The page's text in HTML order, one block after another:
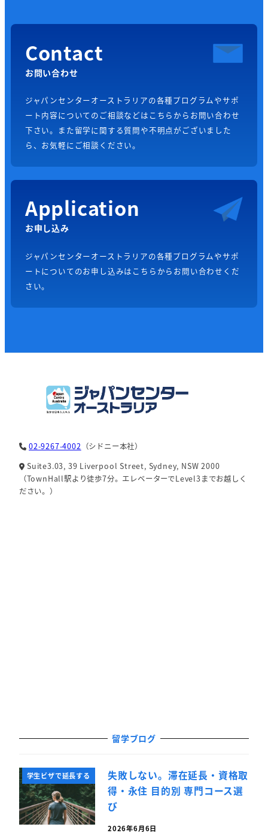
Contact
お問い合わせ
ジャパンセンターオーストラリアの各種プログラムやサポ
ート内容についてのご相談などはこちらからお問い合わせ
下さい。また留学に関する質問や不明点がございました
ら、お気軽にご相談ください。
Application
お申し込み
ジャパンセンターオーストラリアの各種プログラムやサポ
ートについてのお申し込みはこちらからお問い合わせくだ
さい。
02-9267-4002 （シドニー本社）
Suite3.03, 39 Liverpool Street, Sydney, NSW 2000
（TownHall駅より徒歩7分。エレベーターでLevel3までお越しく
ださい。）
留学ブログ
学生ビザで延長する
失敗しない。滞在延長・資格取
得・永住 目的別 専門コース選
び
2026年6月6日